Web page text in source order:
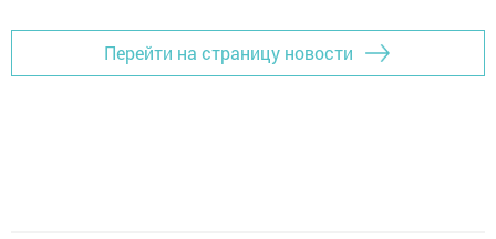
Перейти на страницу новости